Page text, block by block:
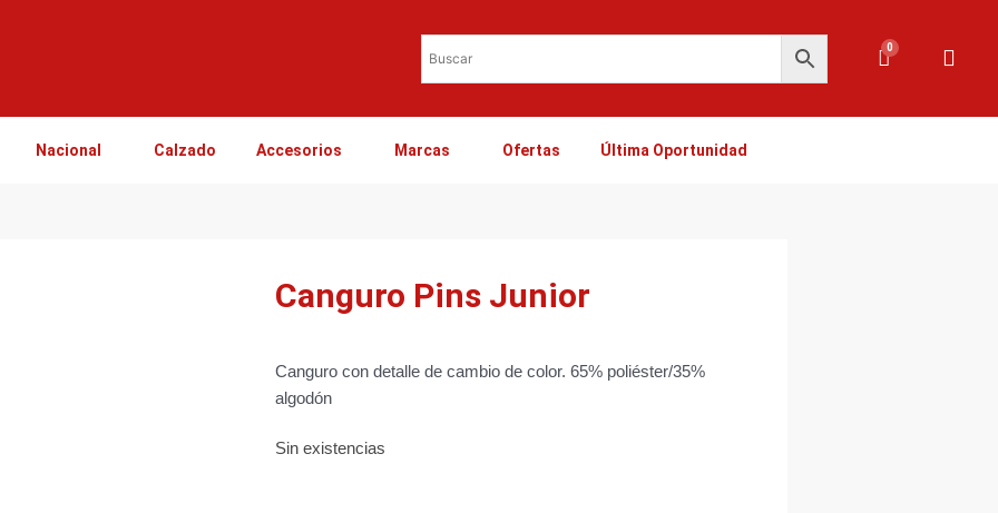
0Carrito
Nacional Calzado Accesorios Marcas Ofertas Última Oportunidad
Canguro Pins Junior
Canguro con detalle de cambio de color. 65% poliéster/35%
algodón
Sin existencias